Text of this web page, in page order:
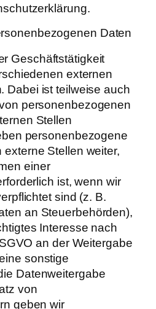
Daten
Geschäftstätigkeit
externen
Dabei ist teilweise auch
personenbezogenen
Stellen
personenbezogene
Stellen weiter,
einer
ist, wenn wir
sind (z. B.
an Steuerbehörden),
Interesse nach
an der Weitergabe
sonstige
Datenweitergabe
von
geben wir